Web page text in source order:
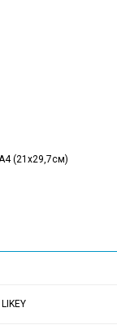
(21x29,7см)
LIKEY